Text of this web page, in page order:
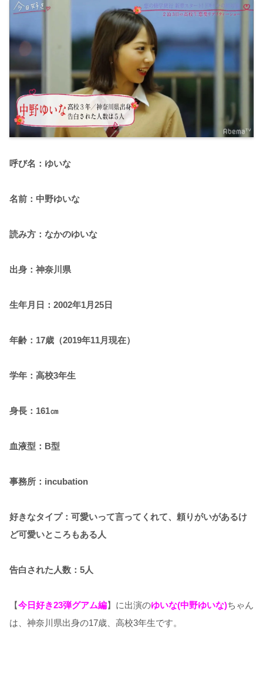
呼び名：ゆいな
名前：中野ゆいな
読み方：なかのゆいな
出身：神奈川県
生年月日：2002年1月25日
年齢：17歳（2019年11月現在）
学年：高校3年生
身長：161㎝
血液型：B型
事務所：incubation
好きなタイプ：可愛いって言ってくれて、頼りがいがあるけ
ど可愛いところもある人
告白された人数：5人
【今日好き23弾グアム編】に出演のゆいな(中野ゆいな)ちゃん
は、神奈川県出身の17歳、高校3年生です。